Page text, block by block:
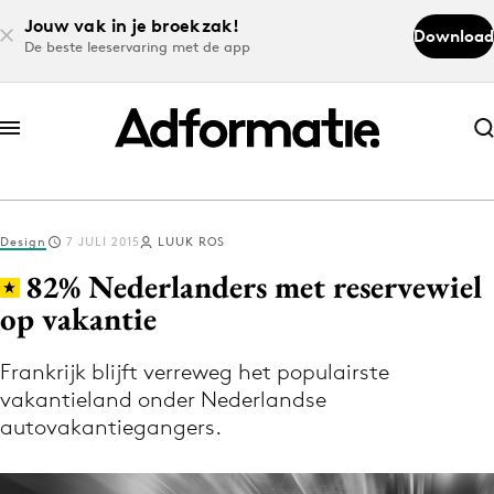
Jouw vak in je broekzak!
De beste leeservaring met de app
Download
Abonneer nu
Abonneer nu
Log in
Volg het laatste nieuws via de Adformatie
Nieuws app
Design 7 JULI 2015 LUUK ROS
82% Nederlanders met reservewiel
op vakantie
Frankrijk blijft verreweg het populairste
vakantieland onder Nederlandse
autovakantiegangers.